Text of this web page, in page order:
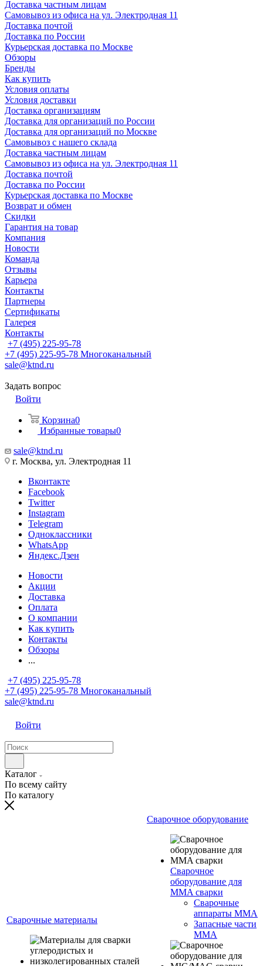
Доставка частным лицам
Самовывоз из офиса на ул. Электродная 11
Доставка почтой
Доставка по России
Курьерская доставка по Москве
Обзоры
Бренды
Как купить
Условия оплаты
Условия доставки
Доставка организациям
Доставка для организаций по России
Доставка для организаций по Москве
Самовывоз с нашего склада
Доставка частным лицам
Самовывоз из офиса на ул. Электродная 11
Доставка почтой
Доставка по России
Курьерская доставка по Москве
Возврат и обмен
Скидки
Гарантия на товар
Компания
Новости
Команда
Отзывы
Карьера
Контакты
Партнеры
Сертификаты
Галерея
Контакты
+7 (495) 225-95-78
+7 (495) 225-95-78 Многоканальный
sale@ktnd.ru
Задать вопрос
Войти
Корзина0
Избранные товары0
sale@ktnd.ru
г. Москва, ул. Электродная 11
Вконтакте
Facebook
Twitter
Instagram
Telegram
Одноклассники
WhatsApp
Яндекс.Дзен
Новости
Акции
Доставка
Оплата
О компании
Как купить
Контакты
Обзоры
...
+7 (495) 225-95-78
+7 (495) 225-95-78 Многоканальный
sale@ktnd.ru
Войти
Каталог
По всему сайту
По каталогу
Сварочные материалы
Сварочное оборудование
Сварочное
оборудование для
MMA сварки
Сварочные
аппараты MMA
Запасные части
MMA